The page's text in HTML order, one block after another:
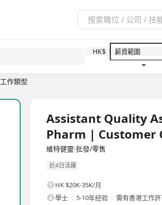
工作類型
HK$
Assistant Quality
Pharm | Customer
維特健靈·批發/零售
近4日活躍
HK $20K-35K/月
學士
5-10年经验
需有香港工作